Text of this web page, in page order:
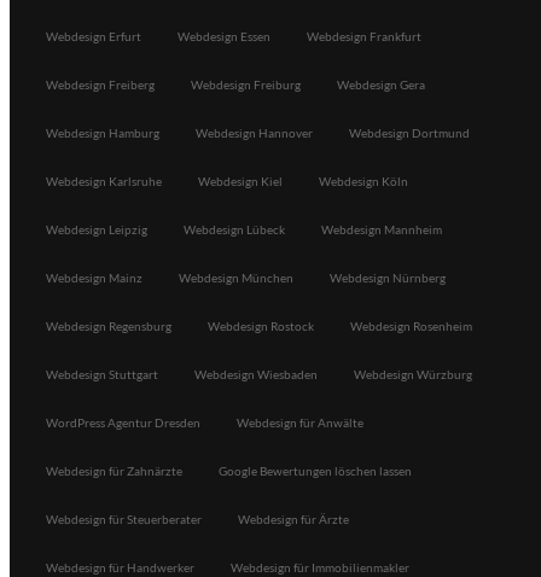
Webdesign Erfurt Webdesign Essen Webdesign Frankfurt
Webdesign Freiberg Webdesign Freiburg Webdesign Gera
Webdesign Hamburg Webdesign Hannover Webdesign Dortmund
Webdesign Karlsruhe Webdesign Kiel Webdesign Köln
Webdesign Leipzig Webdesign Lübeck Webdesign Mannheim
Webdesign Mainz Webdesign München Webdesign Nürnberg
Webdesign Regensburg Webdesign Rostock Webdesign Rosenheim
Webdesign Stuttgart Webdesign Wiesbaden Webdesign Würzburg
WordPress Agentur Dresden Webdesign für Anwälte
Webdesign für Zahnärzte Google Bewertungen löschen lassen
Webdesign für Steuerberater Webdesign für Ärzte
Webdesign für Handwerker Webdesign für Immobilienmakler